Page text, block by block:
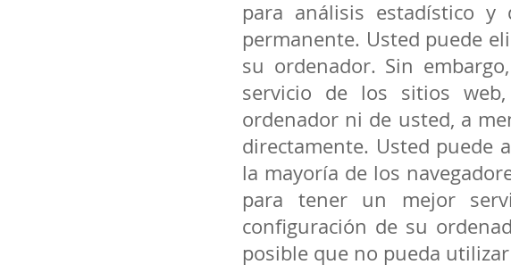
para análisis estadístico
permanente. Usted puede
su ordenador. Sin
servicio de los sitios
ordenador ni de usted, a
directamente. Usted puede
la mayoría de los
para tener un mejor
configuración de su
posible que no pueda